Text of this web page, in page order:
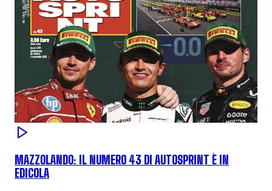
MAZZOLANDO: IL NUMERO 43 DI AUTOSPRINT È IN
EDICOLA